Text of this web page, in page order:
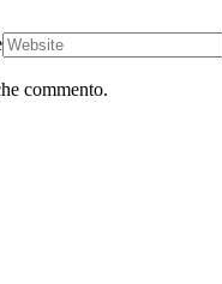
commento.